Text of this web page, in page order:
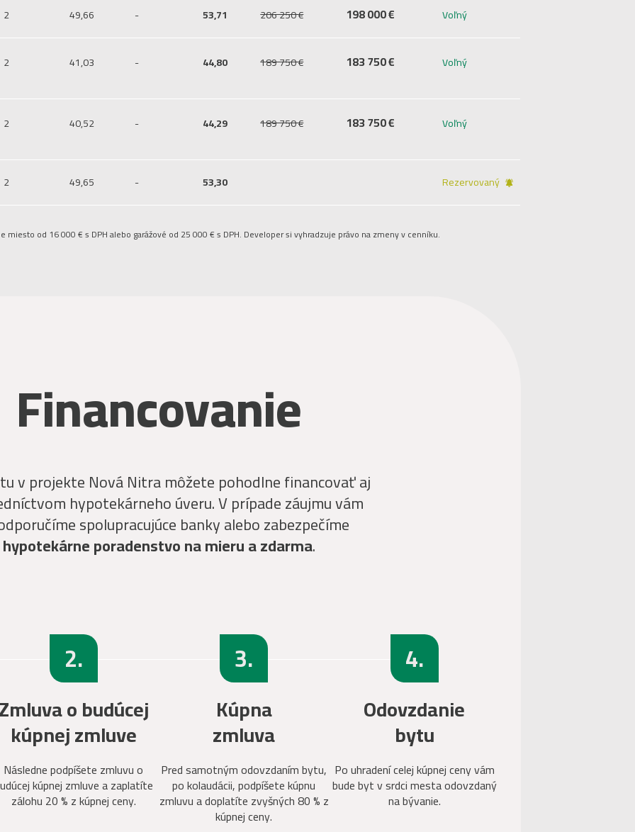
2 49,66 - 53,71 206 250 € 198 000 € Voľný
2 41,03 - 44,80 189 750 € 183 750 € Voľný
2 40,52 - 44,29 189 750 € 183 750 € Voľný
2 49,65 - 53,30 Rezervovaný
od 16 000 € s DPH alebo garážové od 25 000 € s DPH. Developer si vyhradzuje právo na zmeny v cenníku.
Financovanie
v projekte Nová Nitra môžete pohodlne financovať aj
hypotekárneho úveru. V prípade záujmu vám
spolupracujúce banky alebo zabezpečíme
hypotekárne poradenstvo na mieru a zdarma.
2.
o budúcej
kúpnej zmluve
Následne podpíšete zmluvu o
kúpnej zmluve a zaplatíte
zálohu 20 % z kúpnej ceny.
3.
Kúpna
zmluva
Pred samotným odovzdaním bytu,
po kolaudácii, podpíšete kúpnu
zmluvu a doplatíte zvyšných 80 % z
kúpnej ceny.
4.
Odovzdanie
bytu
Po uhradení celej kúpnej ceny vám
bude byt v srdci mesta odovzdaný
na bývanie.